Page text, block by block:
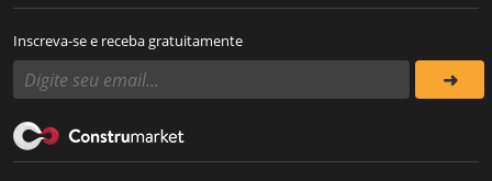
Inscreva-se e receba gratuitamente